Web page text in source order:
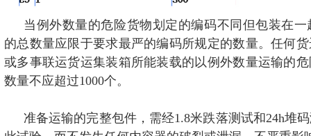
当例外数量的危险货物划定的编码不同但包装在
的总数量应限于要求最严的编码所规定的数量。任何
或多事联运货运集装箱所能装载的以例外数量运输的
数量不应超过1000个。
准备运输的完整包件，需经1.8米跌落测试和24h堆